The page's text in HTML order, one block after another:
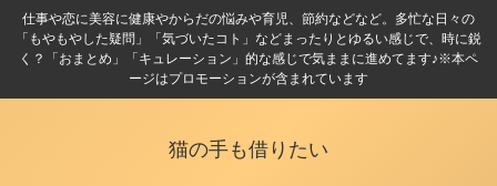
仕事や恋に美容に健康やからだの悩みや育児、節約などなど。多忙な日々の
「もやもやした疑問」「気づいたコト」などまったりとゆるい感じで、時に鋭
く？「おまとめ」「キュレーション」的な感じで気ままに進めてます♪※本ペ
ージはプロモーションが含まれています
猫の手も借りたい